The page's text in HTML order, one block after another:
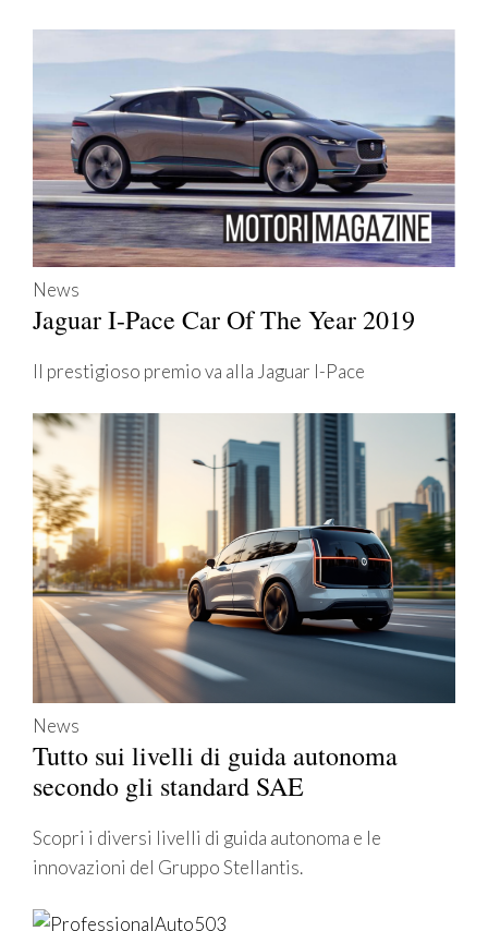
News
Jaguar I-Pace Car Of The Year 2019
Il prestigioso premio va alla Jaguar I-Pace
News
Tutto sui livelli di guida autonoma
secondo gli standard SAE
Scopri i diversi livelli di guida autonoma e le
innovazioni del Gruppo Stellantis.